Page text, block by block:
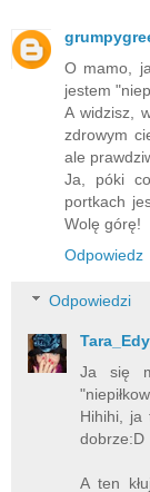
O mamo,
jestem
A widzisz,
zdrowym
ale
Ja, póki
portkach
Wolę górę!
Odpowiedz
Odpowiedzi
Ja się
Hihihi, ja
dobrze:D
A ten